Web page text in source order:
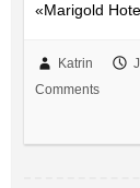
«Marigold
Katrin
Comments